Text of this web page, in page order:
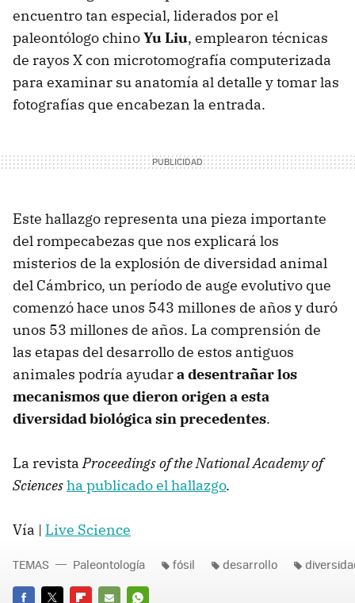
encuentro tan especial, liderados por el
paleontólogo chinoYu Liu, emplearon técnicas
de rayos X con microtomografía computerizada
para examinar su anatomía al detalle y tomar las
fotografías que encabezan la entrada.
Este hallazgo representa una pieza importante
del rompecabezas que nos explicará los
misterios de la explosión de diversidad animal
del Cámbrico, un período de auge evolutivo que
comenzó hace unos 543 millones de años y duró
unos 53 millones de años. La comprensión de
las etapas del desarrollo de estos antiguos
animales podría ayudara desentrañar los
mecanismos que dieron origen a esta
diversidad biológica sin precedentes.
La revistaProceedings of the National Academy of
Sciencesha publicado el hallazgo.
Vía | Live Science
TEMAS Paleontología fósil desarrollo